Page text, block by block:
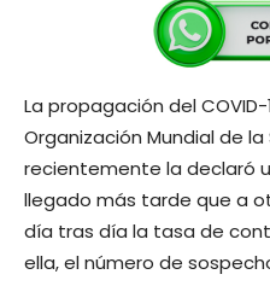
La propagación del
Organización Mundial de la
recientemente la declaró
llegado más tarde que a
día tras día la tasa de
ella, el número de